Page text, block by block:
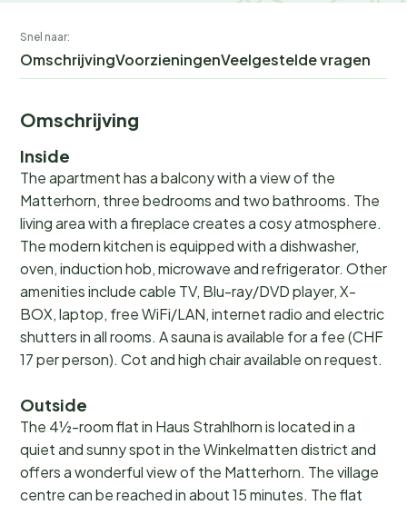
Snel naar:
OmschrijvingVoorzieningenVeelgestelde vragen
Omschrijving
Inside
The apartment has a balcony with a view of the
Matterhorn, three bedrooms and two bathrooms. The
living area with a fireplace creates a cosy atmosphere.
The modern kitchen is equipped with a dishwasher,
oven, induction hob, microwave and refrigerator. Other
amenities include cable TV, Blu-ray/DVD player, X-
BOX, laptop, free WiFi/LAN, internet radio and electric
shutters in all rooms. A sauna is available for a fee (CHF
17 per person). Cot and high chair available on request.
Outside
The 4½-room flat in Haus Strahlhorn is located in a
quiet and sunny spot in the Winkelmatten district and
offers a wonderful view of the Matterhorn. The village
centre can be reached in about 15 minutes. The flat